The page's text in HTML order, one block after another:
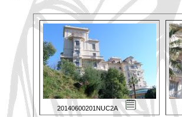
20140600201NUC2A